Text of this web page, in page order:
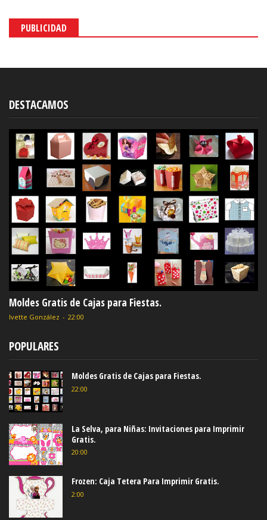
PUBLICIDAD
DESTACAMOS
Moldes Gratis de Cajas para Fiestas.
Ivette González - 22:00
POPULARES
Moldes Gratis de Cajas para Fiestas.
22:00
La Selva, para Niñas: Invitaciones para Imprimir
Gratis.
20:00
Frozen: Caja Tetera Para Imprimir Gratis.
2:00